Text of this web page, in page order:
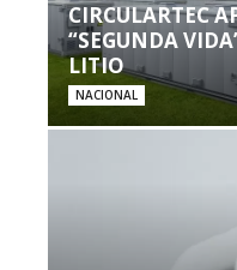
CIRCULARTEC
“SEGUNDA
LITIO
NACIONAL